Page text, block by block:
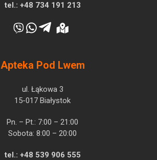
tel.: +48 734 191 213
Apteka Pod Lwem
ul. Łąkowa 3
15-017 Białystok
Pn. – Pt.: 7:00 – 21:00
Sobota: 8:00 – 20:00
tel.: +48 539 906 555